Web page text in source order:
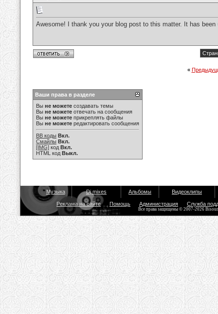
Awesome! I thank you your blog post to this matter. It has
«
Ваши права в разделе
Вы не можете создавать темы
Вы не можете отвечать на сообщения
Вы не можете прикреплять файлы
Вы не можете редактировать сообщения
BB коды Вкл.
Смайлы Вкл.
[IMG] код Вкл.
HTML код Выкл.
Музыка Dj mixes Альбомы Видеоклипы
Реклама на сайте Помощь Администрация Служба
Все права защищены © 2007-2026